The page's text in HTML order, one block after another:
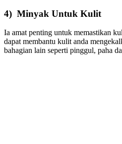
4) Minyak Untuk Kulit
Ia amat penting untuk memastikan
dapat membantu kulit anda
bahagian lain seperti pinggul, paha